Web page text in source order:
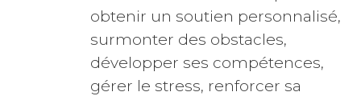
obtenir un soutien personnalisé,
surmonter des obstacles,
développer ses compétences,
gérer le stress, renforcer sa